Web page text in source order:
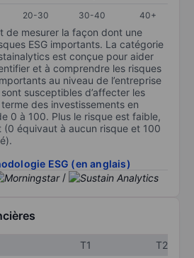
20-30 30-40 40+
de mesurer la façon dont une
ESG importants. La catégorie
est conçue pour aider
et à comprendre les risques
au niveau de l’entreprise
susceptibles d’affecter les
des investissements en
0 à 100. Plus le risque est faible,
(0 équivaut à aucun risque et 100
ESG (en anglais)
/
T1
T2